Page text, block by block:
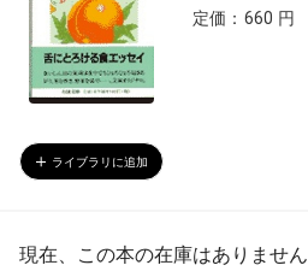
ライブラリに追加
定価：660 円
現在、この本の在庫はありません